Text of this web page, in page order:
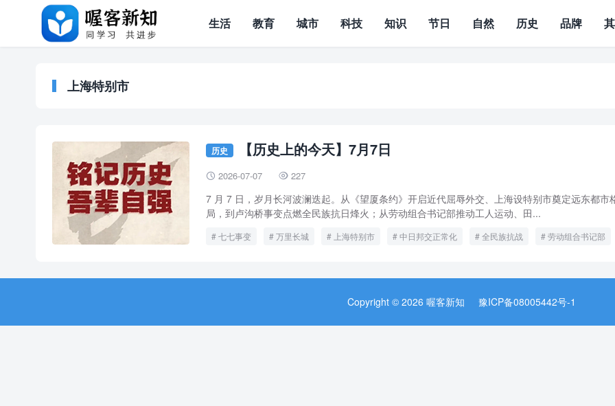
生活 教育 城市 科技 知识 节日 自然 历史 品牌
上海特别市
历史 【历史上的今天】7月7日
 2026-07-07  227
7 月 7 日，岁月长河波澜迭起。从《望厦条约》开启近代屈辱外交、上海设特别市奠定远东都市
局，到卢沟桥事变点燃全民族抗日烽火；从劳动组合书记部推动工人运动、田...
七七事变 万里长城 上海特别市 中日邦交正常化 全民族抗战
劳动组合书记部
Copyright © 2026 喔客新知 豫ICP备08005442号-1